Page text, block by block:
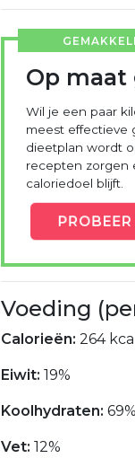
Op
Wil je een paar
meest effectieve
dieetplan wordt
recepten zorgen
caloriedoel blijft.
PROBEER
Voeding
Calorieën: 264
Eiwit: 19%
Koolhydraten: 69%
Vet: 12%